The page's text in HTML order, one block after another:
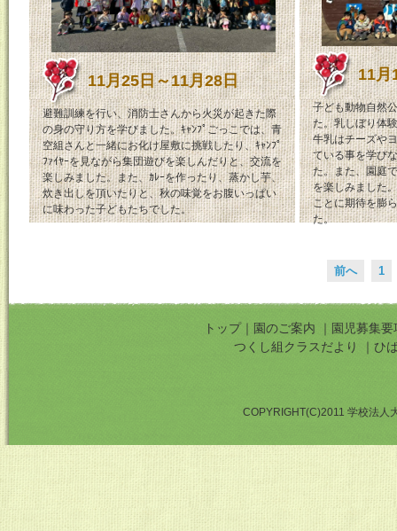
11月25日～11月28日
避難訓練を行い、消防士さんから火災が起きた際
の身の守り方を学びました。ｷｬﾝﾌﾟごっこでは、青
空組さんと一緒にお化け屋敷に挑戦したり、ｷｬﾝﾌﾟ
ﾌｧｲﾔｰを見ながら集団遊びを楽しんだりと、交流を
楽しみました。また、ｶﾚｰを作ったり、蒸かし芋、
炊き出しを頂いたりと、秋の味覚をお腹いっぱい
に味わった子どもたちでした。
11月
子ども動物自然
た。乳しぼり体
牛乳はチーズや
ている事を学び
た。また、園庭
を楽しみました
ことに期待を膨
た。
前へ 1
トップ｜ 園のご案内 ｜ 園児募集要
つくし組クラスだより
｜ ひ
COPYRIGHT(C)2011 学校法人